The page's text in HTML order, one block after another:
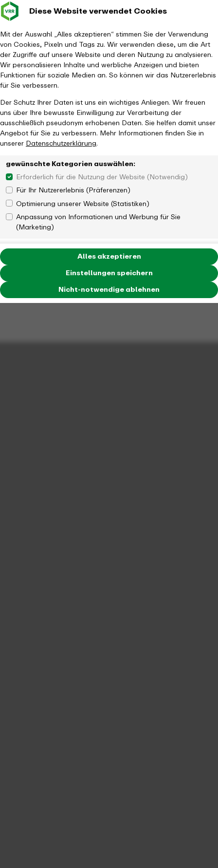
Diese Website verwendet Cookies
Mit der Auswahl „Alles akzeptieren“ stimmen Sie der Verwendung
von Cookies, Pixeln und Tags zu. Wir verwenden diese, um die Art
der Zugriffe auf unsere Website und deren Nutzung zu analysieren.
Wir personalisieren Inhalte und werbliche Anzeigen und bieten
Funktionen für soziale Medien an. So können wir das Nutzererlebnis
für Sie verbessern.
Der Schutz Ihrer Daten ist uns ein wichtiges Anliegen. Wir freuen
uns über Ihre bewusste Einwilligung zur Verarbeitung der
ausschließlich pseudonym erhobenen Daten. Sie helfen damit unser
Angebot für Sie zu verbessern. Mehr Informationen finden Sie in
unsererDatenschutzerklärung.
gewünschte Kategorien auswählen:
Erforderlich für die Nutzung der Website (Notwendig)
Für Ihr Nutzererlebnis (Präferenzen)
Optimierung unserer Website (Statistiken)
Anpassung von Informationen und Werbung für Sie
(Marketing)
Einstellungen speichern
Nicht-notwendige ablehnen
Alles akzeptieren
Verkehrsverbund Baustellen im
Leichte
Startseite Aktuelles
Magazin
Neue Serie zur ÖPNV-Investitionsförderung beim VRR